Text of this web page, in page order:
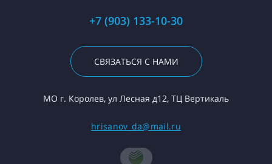
+7 (903) 133-10-30
СВЯЗАТЬСЯ С НАМИ
МО г. Королев, ул Лесная д12, ТЦ Вертикаль
hrisanov_da@mail.ru